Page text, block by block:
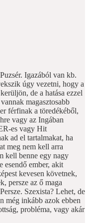
Igazából van kb.
úgy vezetni, hogy a
de a hatása ezzel
magasztosabb
férfinak a töredékéből,
vagy az Ingában
es vagy Hit
ad el tartalmakat, ha
meg nem kell arra
kell benne egy nagy
esendő ember, akit
kevesen követnek,
persze az ő maga
Szexista? Lehet, de
még inkább azok ebben
probléma, vagy akár